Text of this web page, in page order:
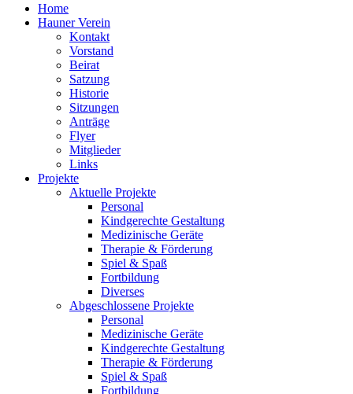
Home
Hauner Verein
Kontakt
Vorstand
Beirat
Satzung
Historie
Sitzungen
Anträge
Flyer
Mitglieder
Links
Projekte
Aktuelle Projekte
Personal
Kindgerechte Gestaltung
Medizinische Geräte
Therapie & Förderung
Spiel & Spaß
Fortbildung
Diverses
Abgeschlossene Projekte
Personal
Medizinische Geräte
Kindgerechte Gestaltung
Therapie & Förderung
Spiel & Spaß
Fortbildung